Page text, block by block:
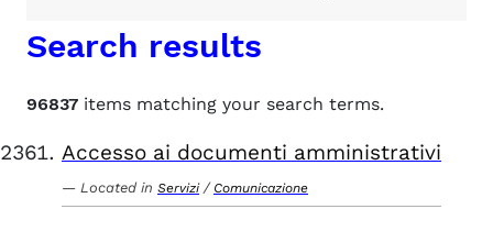
Search results
96837 items matching your search terms.
Accesso ai documenti amministrativi
Located in Servizi / Comunicazione